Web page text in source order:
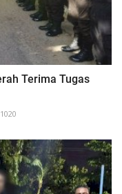
Terima Tugas
1020